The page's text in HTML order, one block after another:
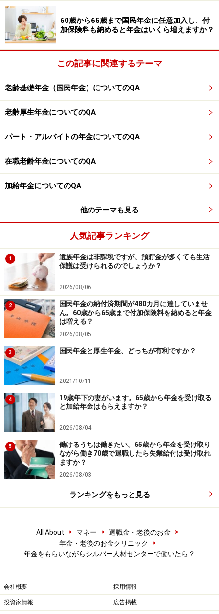
数年後、年金生活に入ります。50代からやっておきたい
ことって？
※記事内容は執筆時点のものです。最新の内容をご確認くださ
本記事の内容は一般的な情報提供を目的としており、特定の金融
商品や投資行動を推奨するものではありません。
投資や資産運用に関する最終的なご判断はご自身の責任において
行ってください。
掲載情報の正確性・完全性については十分に配慮しております
などについて当社は一切の責任を負いません。
最新の情報や詳細については、必ず各金融機関やサービス提供者
中です！
※抽選で20名にAmazonギフト券1000円分プレゼント
※謝礼付きの限定アンケートやモニター企画に参加が可能に
60歳から65歳まで国民年金に任意加入し、付
加保険料も納めると年金はいくら増えますか？
この記事に関連するテーマ
老齢基礎年金（国民年金）についてのQA
老齢厚生年金についてのQA
パート・アルバイトの年金についてのQA
在職老齢年金についてのQA
加給年金についてのQA
他のテーマも見る
人気記事ランキング
1
遺族年金は非課税ですが、預貯金が多くても生活
保護は受けられるのでしょうか？
2026/08/06
2
国民年金の納付済期間が480カ月に達していませ
ん。60歳から65歳まで付加保険料を納めると年金
は増える？
2026/08/05
3 国民年金と厚生年金、どっちが有利ですか？
2021/10/11
4
19歳年下の妻がいます。65歳から年金を受け取る
と加給年金はもらえますか？
2026/08/04
5
働けるうちは働きたい。65歳から年金を受け取り
ながら働き70歳で退職したら失業給付は受け取れ
ますか？
2026/08/03
ランキングをもっと見る
All About > マネー > 退職金・老後のお金
>
年金・老後のお金クリニック
>
年金をもらいながらシルバー人材センターで働いたら？
会社概要 採用情報
投資家情報 広告掲載